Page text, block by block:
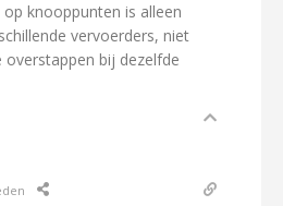
knooppunten is alleen
vervoerders, niet
bij dezelfde